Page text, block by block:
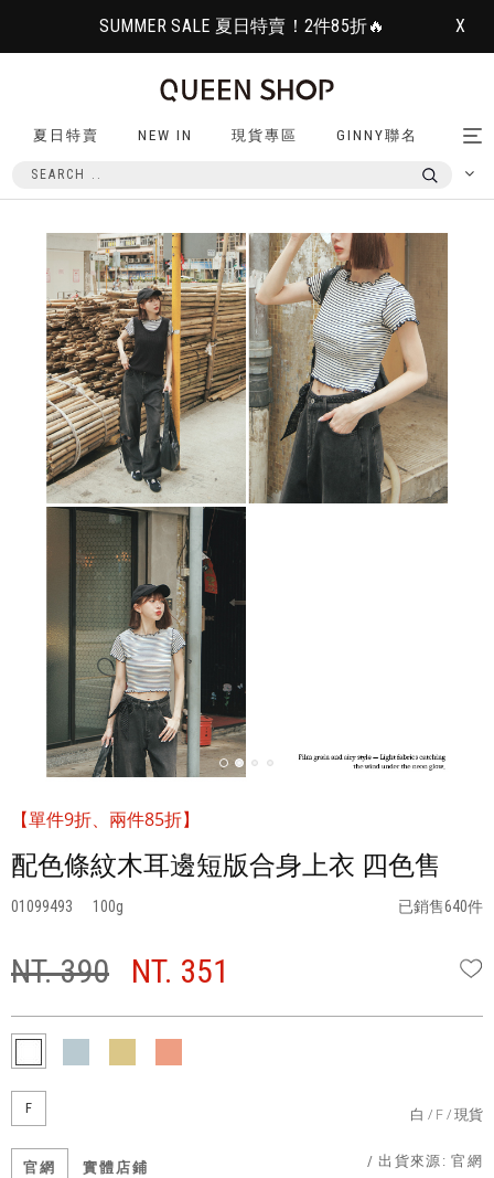
SUMMER SALE 夏日特賣！2件85折🔥 X
夏日特賣 NEW IN 現貨專區 GINNY聯名
【單件9折、兩件85折】
配色條紋木耳邊短版合身上衣 四色售
01099493 100 已銷售640件
NT. 390 NT. 351
F 白 F 現貨
官網 實體店鋪 / 出貨來源:官網